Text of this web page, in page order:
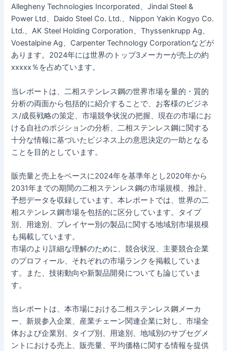
Allegheny Technologies Incorporated、Jindal Steel &
Power Ltd、Daido Steel Co. Ltd.、Nippon Yakin Kogyo Co.
Ltd.、AK Steel Holding Corporation、Thyssenkrupp Ag、
Voestalpine Ag、Carpenter Technology Corporationなどが
あります。2024年には世界のトップ3メーカーが売上の約
xxxxx％を占めています。
当レポートは、二相ステンレス鋼の世界市場を量的・質的
分析の両面から包括的に紹介することで、お客様のビジネ
ス/成長戦略の策定、市場競争状況の把握、現在の市場にお
ける自社のポジションの分析、二相ステンレス鋼に関する
十分な情報に基づいたビジネス上の意思決定の一助となる
ことを目的としています。
販売量と売上をベースに2024年を基準年とし2020年から
2031年までの期間の二相ステンレス鋼の市場規模、推計、
予想データを収録しています。本レポートでは、世界の二
相ステンレス鋼市場を包括的に区分しています。タイプ
別、用途別、プレイヤー別の製品に関する地域別市場規模
も掲載しています。
市場のより詳細な理解のために、競合状況、主要競合企業
のプロフィール、それぞれの市場ランクを掲載していま
す。また、技術動向や新製品開発についても論じていま
す。
当レポートは、本市場における二相ステンレス鋼メーカ
ー、新規参入企業、産業チェーン関連企業に対し、市場全
体および企業別、タイプ別、用途別、地域別のサブセグメ
ントにおける売上、販売量、平均価格に関する情報を提供